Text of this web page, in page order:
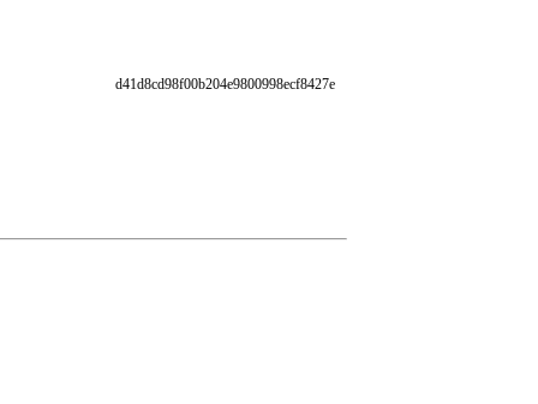
d41d8cd98f00b204e9800998ecf8427e